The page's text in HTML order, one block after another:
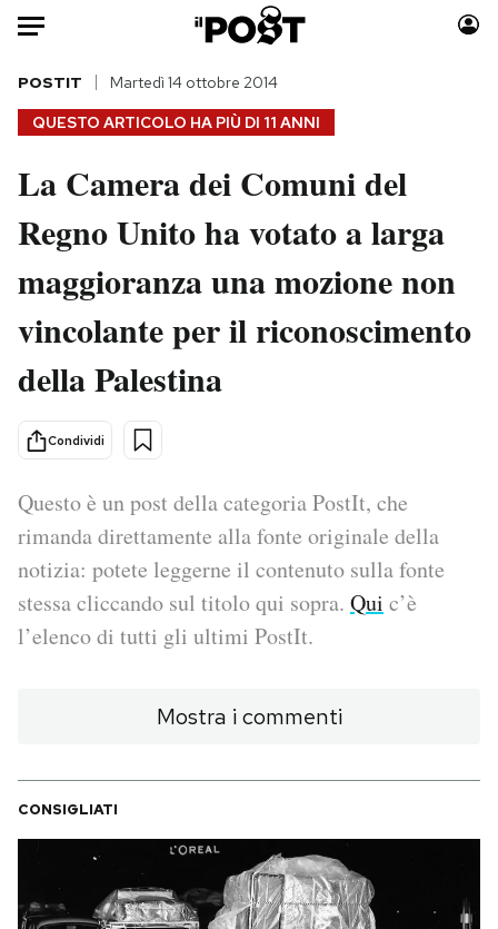
Auto
HOME
Italia
Politica
Tecnologia
Scienza
Cultura
Sport
Moda
Consumismi
Storie/Idee
Media
PODCAST
NEWSLETTER
CALENDARIO
AREA PERSONALE
QUESTO ARTICOLO HA PIÙ DI 11 ANNI
POSTIT Martedì 14 ottobre 2014
La Camera dei Comuni del
Regno Unito ha votato a larga
maggioranza una mozione non
vincolante per il riconoscimento
della Palestina
Condividi
Questo è un post della categoria PostIt, che
rimanda direttamente alla fonte originale della
notizia: potete leggerne il contenuto sulla fonte
stessa cliccando sul titolo qui sopra. Qui c’è
l’elenco di tutti gli ultimi PostIt.
Mostra i commenti
CONSIGLIATI